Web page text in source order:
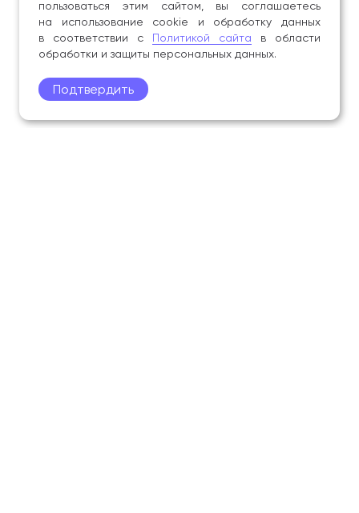
пользоваться этим сайтом, вы соглашаетесь
на использование cookie и обработку данных
в соответствии с Политикой сайта в области
обработки и защиты персональных данных.
Подтвердить